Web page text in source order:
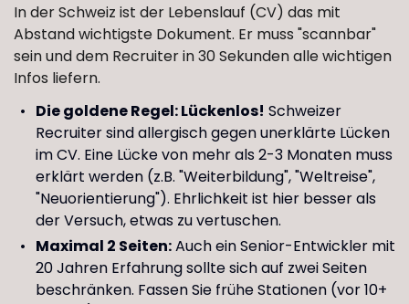
In der Schweiz ist der Lebenslauf (CV) das mit
Abstand wichtigste Dokument. Er muss "scannbar"
sein und dem Recruiter in 30 Sekunden alle wichtigen
Infos liefern.
Die goldene Regel: Lückenlos! Schweizer
Recruiter sind allergisch gegen unerklärte Lücken
im CV. Eine Lücke von mehr als 2-3 Monaten muss
erklärt werden (z.B. "Weiterbildung", "Weltreise",
"Neuorientierung"). Ehrlichkeit ist hier besser als
der Versuch, etwas zu vertuschen.
Maximal 2 Seiten:Auch ein Senior-Entwickler mit
20 Jahren Erfahrung sollte sich auf zwei Seiten
beschränken. Fassen Sie frühe Stationen (vor 10+